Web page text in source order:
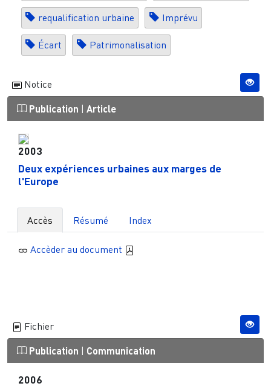
requalification urbaine Imprévu
Écart Patrimonalisation
Notice
Publication | Article
2003
Deux expériences urbaines aux marges de
l'Europe
Accès Résumé Index
Accèder au document
Fichier
Publication | Communication
2006